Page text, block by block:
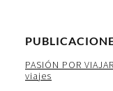
PASIÓN POR
viajes